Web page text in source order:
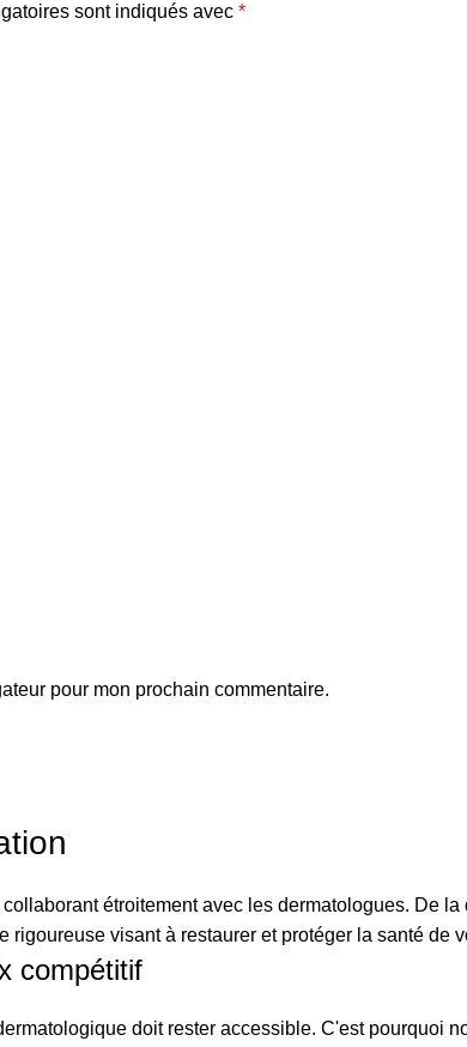
sont indiqués avec *
pour mon prochain commentaire.
étroitement avec les dermatologues. De
visant à restaurer et protéger la santé de
compétitif
doit rester accessible. C'est pourquoi